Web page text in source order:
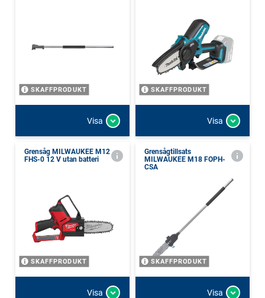
SKAFFPRODUKT
Visa
SKAFFPRODUKT
Visa
Grensåg MILWAUKEE M12
FHS-0 12 V utan batteri
SKAFFPRODUKT
Visa
Grensågtillsats
MILWAUKEE M18 FOPH-
CSA
SKAFFPRODUKT
Visa